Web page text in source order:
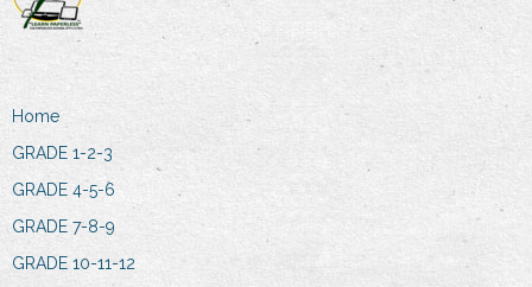
Home
GRADE 1-2-3
GRADE 4-5-6
GRADE 7-8-9
GRADE 10-11-12